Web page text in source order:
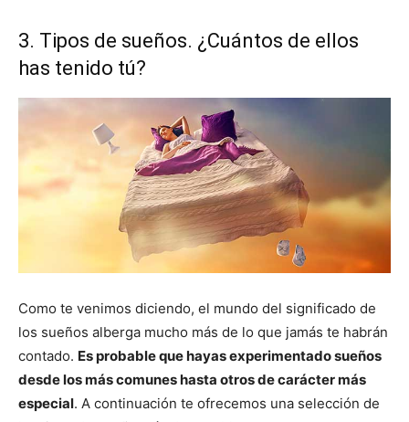
3. Tipos de sueños. ¿Cuántos de ellos
has tenido tú?
Como te venimos diciendo, el mundo del significado de
los sueños alberga mucho más de lo que jamás te habrán
contado. Es probable que hayas experimentado sueños
desde los más comunes hasta otros de carácter más
especial. A continuación te ofrecemos una selección de